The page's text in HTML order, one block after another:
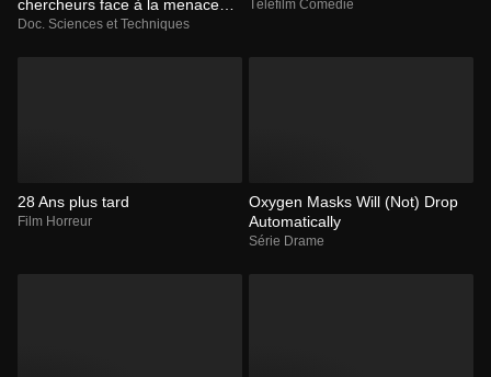
chercheurs face à la menace
mondiale des virus et des
Doc. Sciences et Techniques
Téléfilm Comédie
28 Ans plus tard
Film Horreur
Oxygen Masks Will (Not) Drop
Automatically
Série Drame